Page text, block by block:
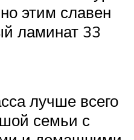
этим славен
ламинат 33
лучше всего
семьи с